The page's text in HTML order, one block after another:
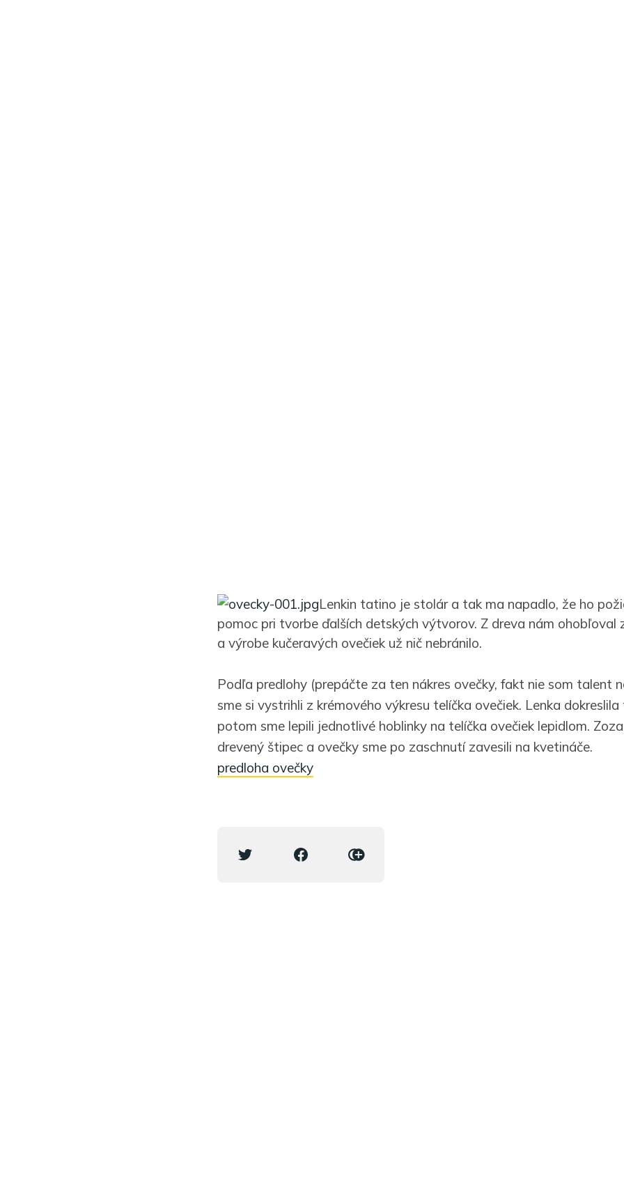
Lenkin tatino je stolár a tak ma napadlo, že ho
pomoc pri tvorbe ďalších detských výtvorov. Z dreva nám ohobľoval
a výrobe kučeravých ovečiek už nič nebránilo.
Podľa predlohy (prepáčte za ten nákres ovečky, fakt nie som talent
sme si vystrihli z krémového výkresu telíčka ovečiek. Lenka
potom sme lepili jednotlivé hoblinky na telíčka ovečiek lepidlom.
drevený štipec a ovečky sme po zaschnutí zavesili na kvetináče.
predloha ovečky